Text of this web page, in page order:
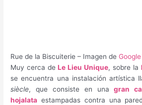
Rue de la Biscuiterie – Imagen de
Muy cerca deLe Lieu Unique, sobre la
se encuentra una instalación artística
siècle, que consiste en unagran
hojalata estampadas contra una